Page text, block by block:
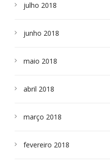
julho 2018
junho 2018
maio 2018
abril 2018
março 2018
fevereiro 2018